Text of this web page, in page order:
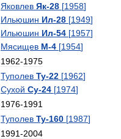
Яковлев Як-28 [1958]
Ильюшин Ил-28 [1949]
Ильюшин Ил-54 [1957]
Мясищев М-4 [1954]
1962-1975
Туполев Ту-22 [1962]
Сухой Су-24 [1974]
1976-1991
Туполев Ту-160 [1987]
1991-2004